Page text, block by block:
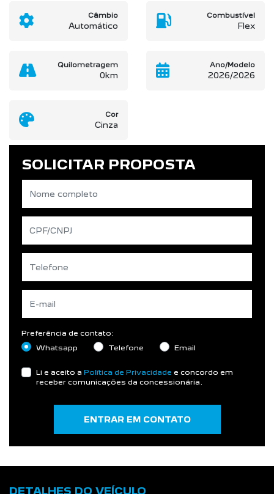
Câmbio
Automático
Combustível
Flex
Quilometragem
0km
Ano/Modelo
2026/2026
Cor
Cinza
SOLICITAR PROPOSTA
Preferência de contato:
Whatsapp
Telefone Email
Li e aceito a Política de Privacidade e concordo em
receber comunicações da concessionária.
ENTRAR EM CONTATO
DETALHES DO VEÍCULO